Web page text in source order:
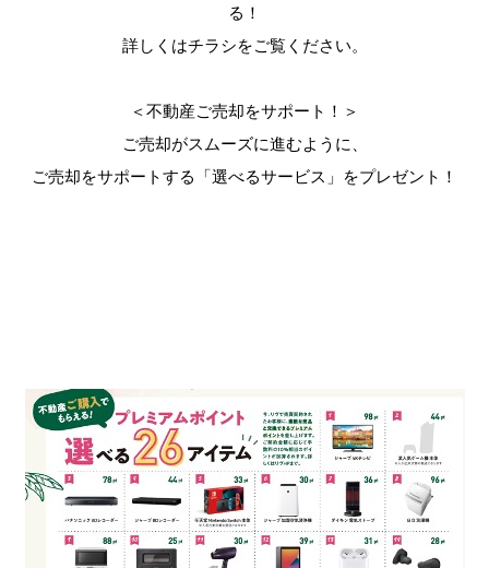
る！
詳しくはチラシをご覧ください。
＜不動産ご売却をサポート！＞
ご売却がスムーズに進むように、
ご売却をサポートする「選べるサービス」をプレゼント！